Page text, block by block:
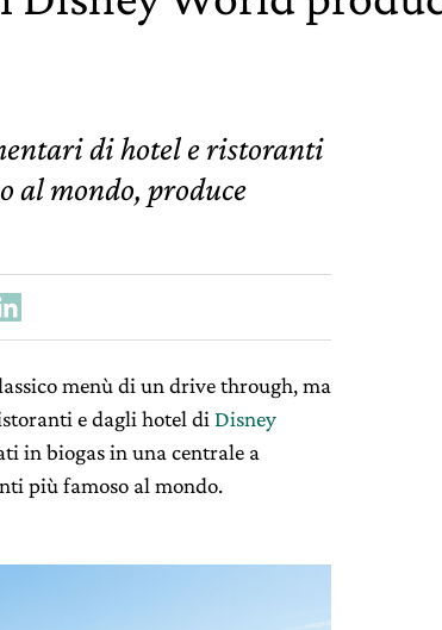
di hotel e ristoranti
al mondo, produce
menù di un drive through, ma
e dagli hotel di Disney
in biogas in una centrale a
più famoso al mondo.